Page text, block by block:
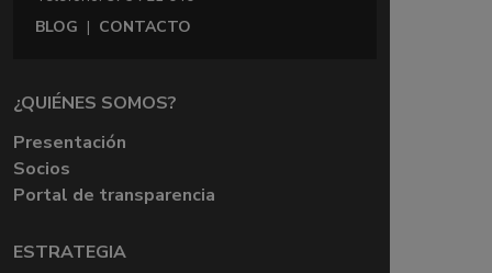
BLOG | CONTACTO
¿QUIÉNES SOMOS?
Presentación
Socios
Portal de transparencia
ESTRATEGIA